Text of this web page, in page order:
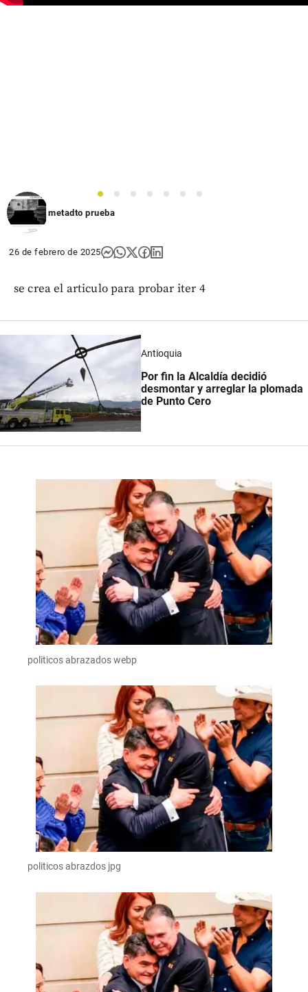
1 2 3 4 5 6
7
metadto prueba
26 de febrero de 2025
se crea el articulo para probar iter 4
Antioquia
Por fin la Alcaldía decidió
desmontar y arreglar la plomada
de Punto Cero
politicos abrazados webp
politicos abrazdos jpg